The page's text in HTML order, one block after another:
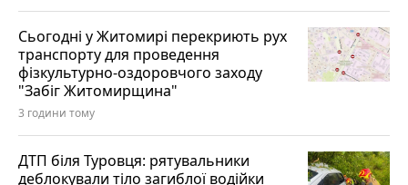
Сьогодні у Житомирі перекриють рух
транспорту для проведення
фізкультурно-оздоровчого заходу
"Забіг Житомирщина"
3 години тому
ДТП біля Туровця: рятувальники
деблокували тіло загиблої водійки